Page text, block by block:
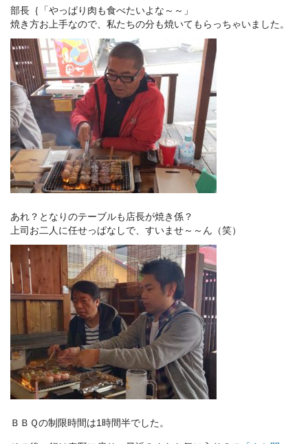
部長｛「やっぱり肉も食べたいよな～～」
焼き方お上手なので、私たちの分も焼いてもらっちゃいました。
あれ？となりのテーブルも店長が焼き係？
上司お二人に任せっぱなしで、すいませ～～ん（笑）
ＢＢＱの制限時間は1時間半でした。